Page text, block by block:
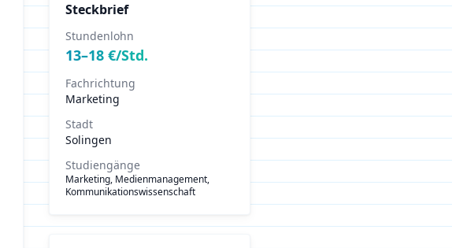
Steckbrief
Stundenlohn
13–18 €/Std.
Fachrichtung
Marketing
Stadt
Solingen
Studiengänge
Marketing, Medienmanagement,
Kommunikationswissenschaft